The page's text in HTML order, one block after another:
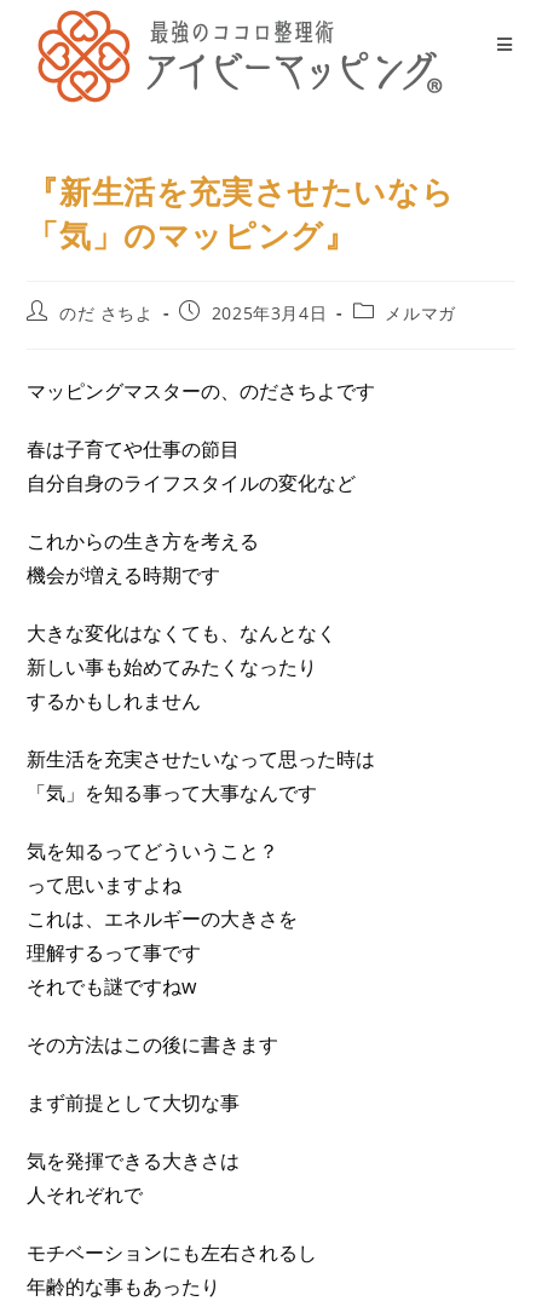
『新生活を充実させたいなら
「気」のマッピング』
のだ さちよ 2025年3月4日 メルマガ
マッピングマスターの、のださちよです
春は子育てや仕事の節目
自分自身のライフスタイルの変化など
これからの生き方を考える
機会が増える時期です
大きな変化はなくても、なんとなく
新しい事も始めてみたくなったり
するかもしれません
新生活を充実させたいなって思った時は
「気」を知る事って大事なんです
気を知るってどういうこと？
って思いますよね
これは、エネルギーの大きさを
理解するって事です
それでも謎ですねw
その方法はこの後に書きます
まず前提として大切な事
気を発揮できる大きさは
人それぞれで
モチベーションにも左右されるし
年齢的な事もあったり